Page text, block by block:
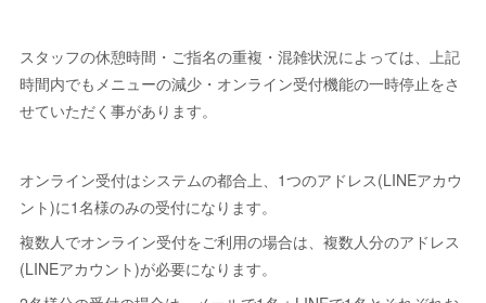
スタッフの休憩時間・ご指名の重複・混雑状況によっては、上記
時間内でもメニューの減少・オンライン受付機能の一時停止をさ
せていただく事があります。
オンライン受付はシステムの都合上、1つのアドレス(LINEアカウ
ント)に1名様のみの受付になります。
複数人でオンライン受付をご利用の場合は、複数人分のアドレス
(LINEアカウント)が必要になります。